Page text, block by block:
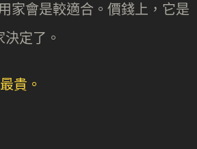
家會是較適合。價錢上，它是
定了。